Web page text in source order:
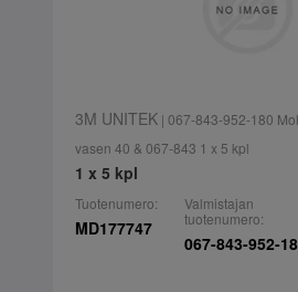
3M UNITEK| 067-843-952-180
vasen 40 & 067-843 1 x 5 kpl
1 x 5 kpl
Tuotenumero:
MD177747
Valmistajan
tuotenumero:
067-843-952-